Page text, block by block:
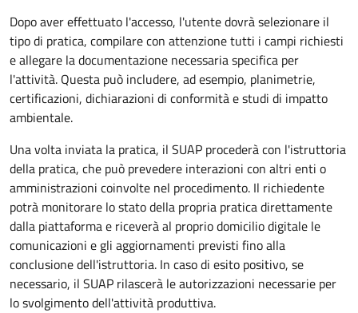
Dopo aver effettuato l'accesso, l'utente dovrà selezionare il
tipo di pratica, compilare con attenzione tutti i campi richiesti
e allegare la documentazione necessaria specifica per
l'attività. Questa può includere, ad esempio, planimetrie,
certificazioni, dichiarazioni di conformità e studi di impatto
ambientale.
Una volta inviata la pratica, il SUAP procederà con l'istruttoria
della pratica, che può prevedere interazioni con altri enti o
amministrazioni coinvolte nel procedimento. Il richiedente
potrà monitorare lo stato della propria pratica direttamente
dalla piattaforma e riceverà al proprio domicilio digitale le
comunicazioni e gli aggiornamenti previsti fino alla
conclusione dell'istruttoria. In caso di esito positivo, se
necessario, il SUAP rilascerà le autorizzazioni necessarie per
lo svolgimento dell'attività produttiva.